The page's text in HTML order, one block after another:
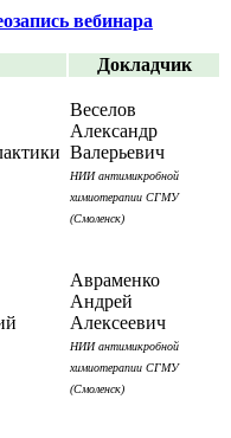
вебинара
Докладчик
Веселов
Александр
Валерьевич
НИИ антимикробной
химиотерапии СГМУ
(Смоленск)
Авраменко
Андрей
Алексеевич
НИИ антимикробной
химиотерапии СГМУ
(Смоленск)